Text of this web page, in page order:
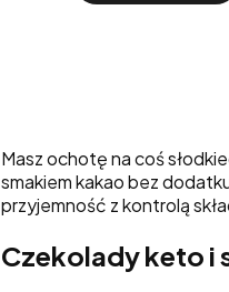
Masz ochotę na coś
smakiem kakao bez
przyjemność z kontrolą
Czekolady keto i